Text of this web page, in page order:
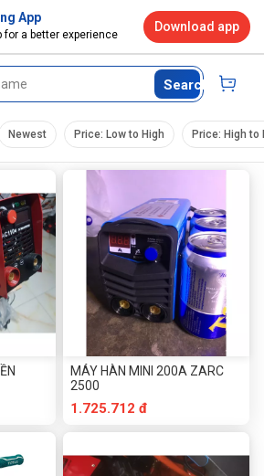
Search
Newest Price: Low to High Price: High to
MÁY HÀN MINI 200A ZARC
2500
1.725.712 đ
App
for a better experience
Download app